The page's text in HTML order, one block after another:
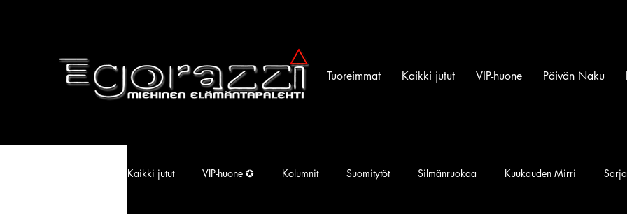
Tuoreimmat Kaikki jutut VIP-huone Päivän Naku
Kaikki jutut VIP-huone ✪ Kolumnit Suomitytöt Silmänruokaa Kuukauden Mirri